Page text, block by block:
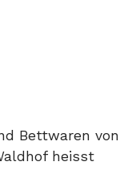
Bettwaren von
heisst